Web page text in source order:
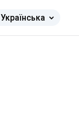
Українська